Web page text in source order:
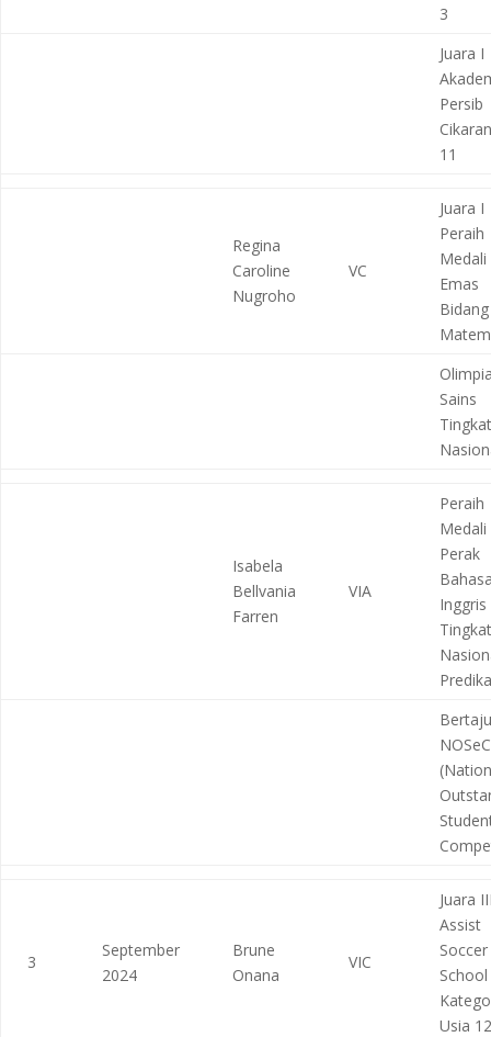
3
Juara I
Persib
11
Regina
Caroline
Nugroho
VC
Juara I
Peraih
Medali
Emas
Bidang
Sains
Tingkat
Isabela
Bellvania
Farren
VIA
Peraih
Medali
Perak
Inggris
Tingkat
NOSeC
3
September
2024
Brune
Onana
VIC
Juara
Assist
Soccer
School
Usia